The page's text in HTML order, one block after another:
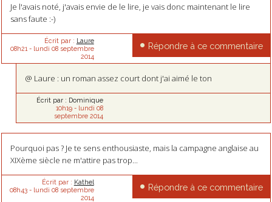
Je l'avais noté, j'avais envie de le lire, je vais donc maintenant le lire
sans faute :-)
Écrit par : Laure
08h21 - lundi 08 septembre
2014
Répondre à ce commentaire
@ Laure : un roman assez court dont j'ai aimé le ton
Écrit par : Dominique
10h19- lundi 08
septembre 2014
Pourquoi pas ? Je te sens enthousiaste, mais la campagne anglaise au
XIXème siècle ne m'attire pas trop...
Écrit par : Kathel
08h43- lundi 08 septembre
2014
Répondre à ce commentaire